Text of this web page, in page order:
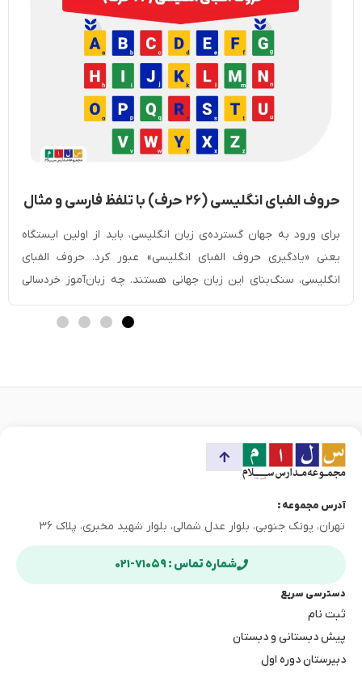
حروف الفبای انگلیسی (۲۶ حرف) با تلفظ فارسی و مثال
+ کوچک و بزرگ
برای ورود به جهان گسترده‌ی زبان انگلیسی، باید از اولین ایستگاه
یعنی «یادگیری حروف الفبای انگلیسی» عبور کرد. حروف الفبای
انگلیسی، سنگ‌بنای این زبان جهانی هستند. چه زبان‌آموز خردسالی
باشید که تازه در حال کشف دنیای حروف است و چه بزرگسالی که
قصد دارد مهارت‌های ارتباطی خود را بهبود ببخشد، تسلط بر الفبا
آدرس مجموعه :
تهران، پونک جنوبی، بلوار عدل شمالی، بلوار شهید مخبری، پلاک ۳۶
شماره تماس : ۷۱۰۵۹-۰۲۱
دسترسی سریع
ثبت نام
پیش دبستانی و دبستان
دبیرستان دوره اول